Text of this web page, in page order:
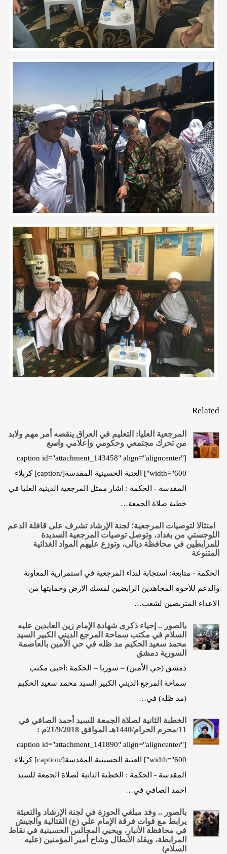
Related
المرجعية العليا: التعليم في العراق ينقصه أمر مهم ولابد
من تحرك مجتمعي وحكومي وإعلامي واسع
[caption id="attachment_143458" align="aligncenter"
width="600"] العتبة الحسينية المقدسة[/caption] كربلاء
المقدسة - الحكمة : اشار ممثل المرجعية الدينية العليا في
خطبة صلاة الجمعة…
امتثالا لتوصيات المرجعية؛ لجنة الإرشاد تشرف على قافلة الدعم
اللوجستي من بغداد، وتوصل توصيات المرجعية السديدة
للمرابطين في محافظة ديالى، وتوزع عليهم المواد الغذائية
المتنوعة
الحكمة - متابعة: استجابة لنداء المرجعية في استمرارية المعاونة
والدعم للأخوة المجاهدين الرابضين لمسك الارض وحمايتها من
الاعداء المتربصين لشعب…
بالصور .. إحياء ذكرى شهادة الإمام زين العابدين عليه
السلام في مكتب سماحة المرجع الديني الكبير السيد
محمد سعيد الحكيم مد ظله في حي الأمبن بالعاصمة
السورية دمشق
دمشق (حي الأمبن) – سوريا – الحكمة :أحيى مكتب
سماحة المرجع الديني الكبير السيد محمد سعيد الحكيم
(مد ظله) في…
الخطبة الثانية لصلاة الجمعة للسيد أحمد الصافي في
11/محرم الحرام/1440هـ الموافق 21/9/2018م :
[caption id="attachment_141890" align="aligncenter"
width="600"] العتبة الحسينية المقدسة[/caption] كربلاء
المقدسة - الحكمة : الخطبة الثانية لصلاة الجمعة للسيد
احمد الصافي في…
بالصور .. وفد مبلغي الحوزة في لجنة الإرشاد والتعبئة
يرابط مع قوات فرقة الإمام علي (ع) القتالية والجيش
في محافظة الأنبار، ويحيي المجالس الحسينية في نقاط
المرابطة، ويقلد الأبطال وشاح أمير المؤمنين (عليه
السلام)